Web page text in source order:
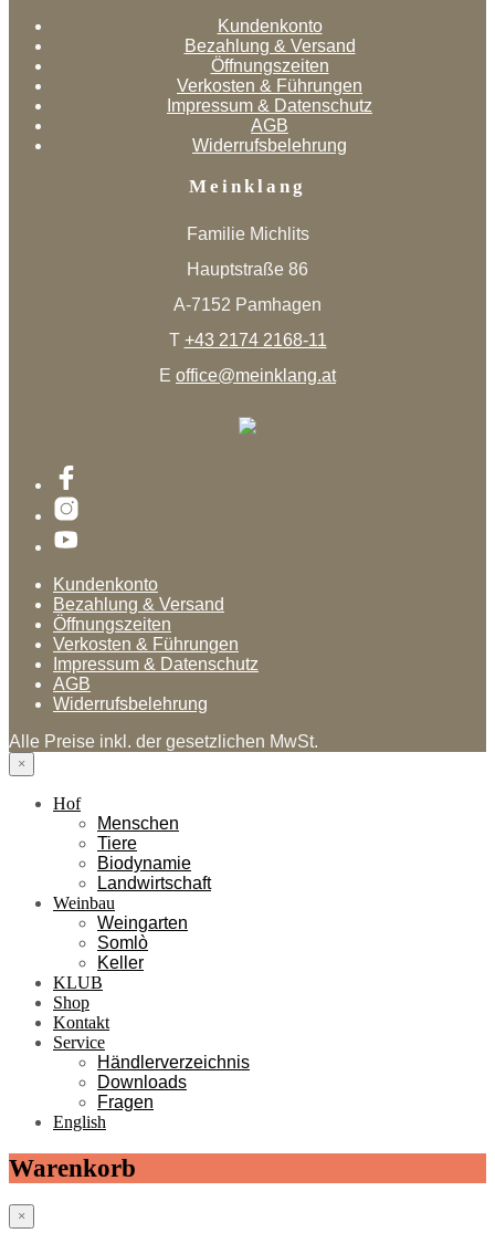
Kundenkonto
Bezahlung & Versand
Öffnungszeiten
Verkosten & Führungen
Impressum & Datenschutz
AGB
Widerrufsbelehrung
Meinklang
Familie Michlits
Hauptstraße 86
A-7152 Pamhagen
T +43 2174 2168-11
E office@meinklang.at
Kundenkonto
Bezahlung & Versand
Öffnungszeiten
Verkosten & Führungen
Impressum & Datenschutz
AGB
Widerrufsbelehrung
Alle Preise inkl. der gesetzlichen MwSt.
×
Hof
Menschen
Tiere
Biodynamie
Landwirtschaft
Weinbau
Weingarten
Somlò
Keller
KLUB
Shop
Kontakt
Service
Händlerverzeichnis
Downloads
Fragen
English
Warenkorb
×